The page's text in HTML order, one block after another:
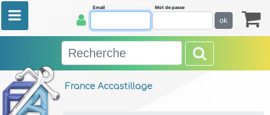
France Accastillage
Email Mot de passe
ok